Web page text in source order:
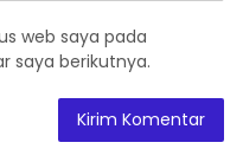
web saya pada
saya berikutnya.